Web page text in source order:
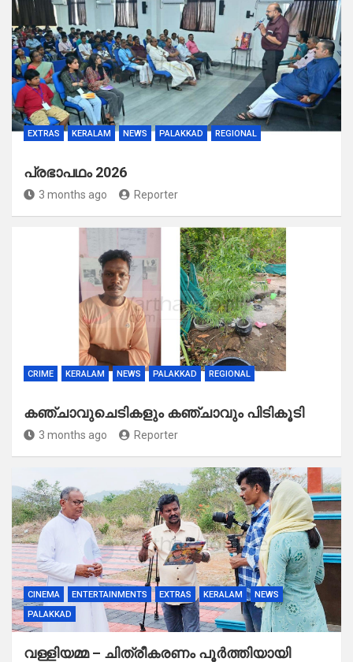
EXTRAS KERALAM NEWS PALAKKAD REGIONAL
പ്രഭാപഥം 2026
3 months ago Reporter
CRIME KERALAM NEWS PALAKKAD REGIONAL
കഞ്ചാവുചെടികളും കഞ്ചാവും പിടികൂടി
3 months ago Reporter
CINEMA ENTERTAINMENTS EXTRAS KERALAM
NEWS
PALAKKAD
വള്ളിയമ്മ – ചിത്രീകരണം പൂർത്തിയായി